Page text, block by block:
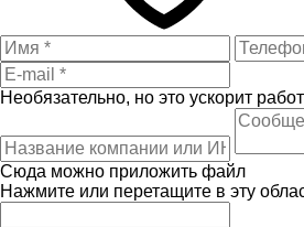
Необязательно, но это ускорит
Сюда можно приложить файл
Нажмите или перетащите в эту